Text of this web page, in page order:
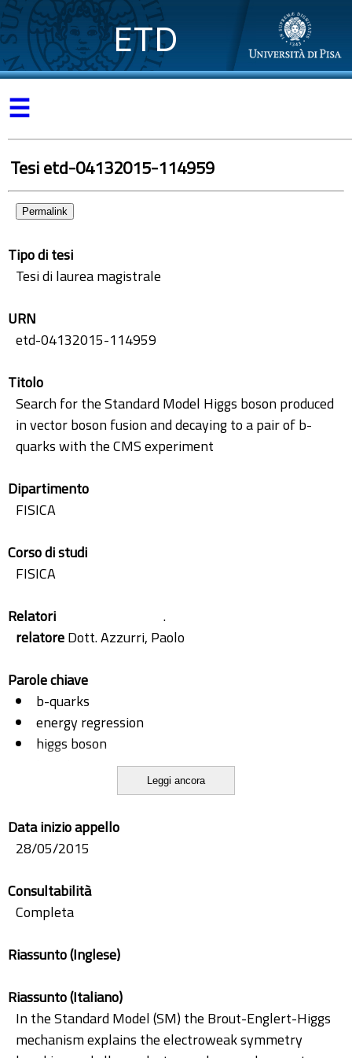
ETD
☰
Tesi etd-04132015-114959
Permalink
Tipo di tesi
Tesi di laurea magistrale
URN
etd-04132015-114959
Titolo
Search for the Standard Model Higgs boson produced
in vector boson fusion and decaying to a pair of b-
quarks with the CMS experiment
Dipartimento
FISICA
Corso di studi
FISICA
Relatori
.
relatoreDott. Azzurri, Paolo
Parole chiave
b-quarks
energy regression
higgs boson
invariant mass
Leggi ancora
Data inizio appello
28/05/2015
Consultabilità
Completa
Riassunto (Inglese)
Riassunto (Italiano)
In the Standard Model (SM) the Brout-Englert-Higgs
mechanism explains the electroweak symmetry